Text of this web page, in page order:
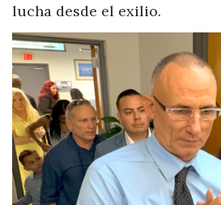
lucha desde el exilio.